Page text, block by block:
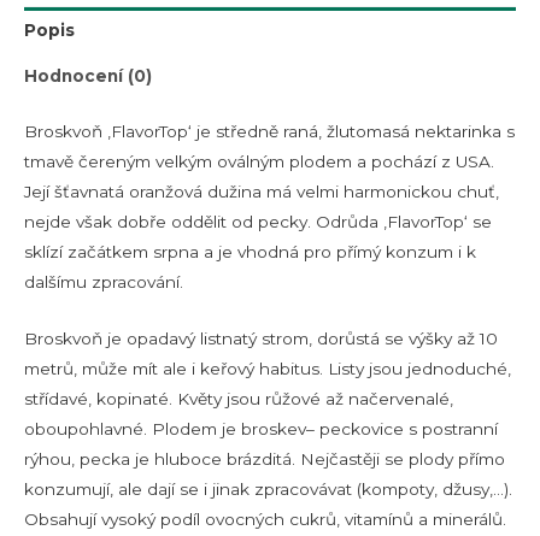
Popis
Hodnocení (0)
Broskvoň ‚FlavorTop‘ je středně raná, žlutomasá nektarinka s
tmavě čereným velkým oválným plodem a pochází z USA.
Její šťavnatá oranžová dužina má velmi harmonickou chuť,
nejde však dobře oddělit od pecky. Odrůda ‚FlavorTop‘ se
sklízí začátkem srpna a je vhodná pro přímý konzum i k
dalšímu zpracování.
Broskvoň je opadavý listnatý strom, dorůstá se výšky až 10
metrů, může mít ale i keřový habitus. Listy jsou jednoduché,
střídavé, kopinaté. Květy jsou růžové až načervenalé,
oboupohlavné. Plodem je broskev– peckovice s postranní
rýhou, pecka je hluboce brázditá. Nejčastěji se plody přímo
konzumují, ale dají se i jinak zpracovávat (kompoty, džusy,…).
Obsahují vysoký podíl ovocných cukrů, vitamínů a minerálů.